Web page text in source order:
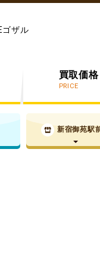
買取価格
PRICE
新宿御苑駅